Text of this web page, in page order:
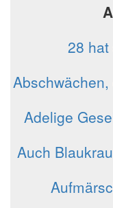
28
Adelige
Auch